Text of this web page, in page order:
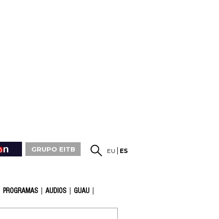
GRUPO EITB EU ES
PROGRAMAS AUDIOS GUAU